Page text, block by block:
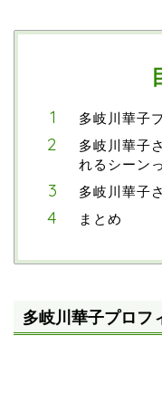
多岐川華子
多岐川華子
れるシーン
多岐川華子
まとめ
多岐川華子プロフ